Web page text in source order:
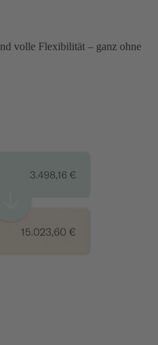
volle Flexibilität – ganz ohne